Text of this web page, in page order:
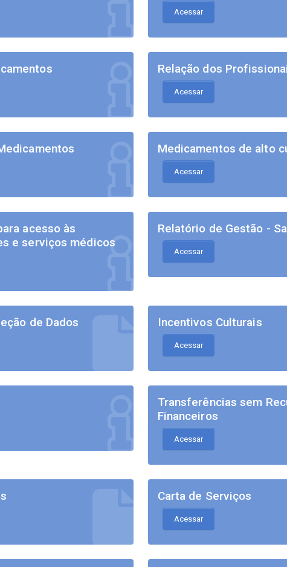
Acessar
Relação dos
Acessar
Medicamentos de alto
Acessar
acesso às
e serviços médicos
Relatório de Gestão -
Acessar
de Dados Incentivos Culturais
Acessar
Transferências sem
Financeiros
Acessar
Carta de Serviços
Acessar